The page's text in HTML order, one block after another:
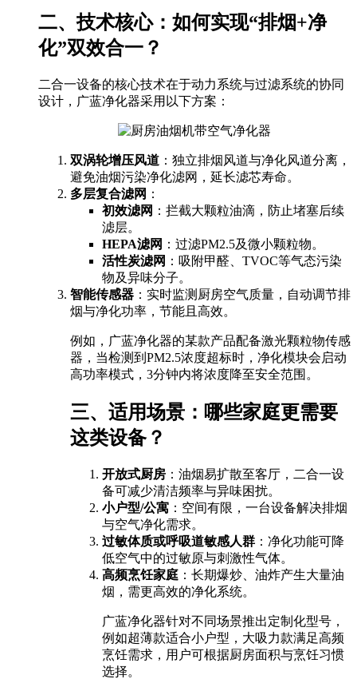
二、技术核心：如何实现“排烟+净
化”双效合一？
二合一设备的核心技术在于动力系统与过滤系统的协同
设计，广蓝净化器采用以下方案：
双涡轮增压风道 ：独立排烟风道与净化风道分离，
避免油烟污染净化滤网，延长滤芯寿命。
多层复合滤网 ：
初效滤网 ：拦截大颗粒油滴，防止堵塞后续
滤层。
HEPA滤网 ：过滤PM2.5及微小颗粒物。
活性炭滤网 ：吸附甲醛、TVOC等气态污染
物及异味分子。
智能传感器 ：实时监测厨房空气质量，自动调节排
烟与净化功率，节能且高效。
例如，广蓝净化器的某款产品配备激光颗粒物传感
器，当检测到PM2.5浓度超标时，净化模块会启动
高功率模式，3分钟内将浓度降至安全范围。
三、适用场景：哪些家庭更需要
这类设备？
开放式厨房 ：油烟易扩散至客厅，二合一设
备可减少清洁频率与异味困扰。
小户型/公寓 ：空间有限，一台设备解决排烟
与空气净化需求。
过敏体质或呼吸道敏感人群 ：净化功能可降
低空气中的过敏原与刺激性气体。
高频烹饪家庭 ：长期爆炒、油炸产生大量油
烟，需更高效的净化系统。
广蓝净化器针对不同场景推出定制化型号，
例如超薄款适合小户型，大吸力款满足高频
烹饪需求，用户可根据厨房面积与烹饪习惯
选择。